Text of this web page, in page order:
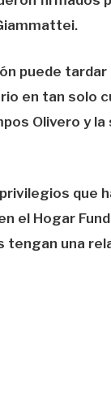
puede
en tan solo
Olivero y
que
el Hogar
tengan una